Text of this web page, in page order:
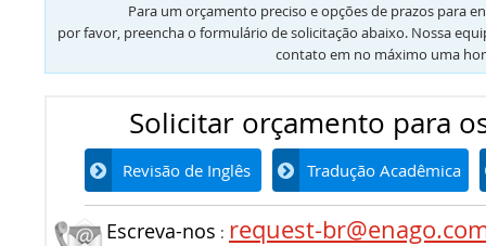
Para um orçamento preciso e opções de prazos para
por favor, preencha o formulário de solicitação abaixo. Nossa
contato em no máximo uma
Solicitar orçamento para
Revisão de Inglês Tradução Acadêmica
Escreva-nos : request-